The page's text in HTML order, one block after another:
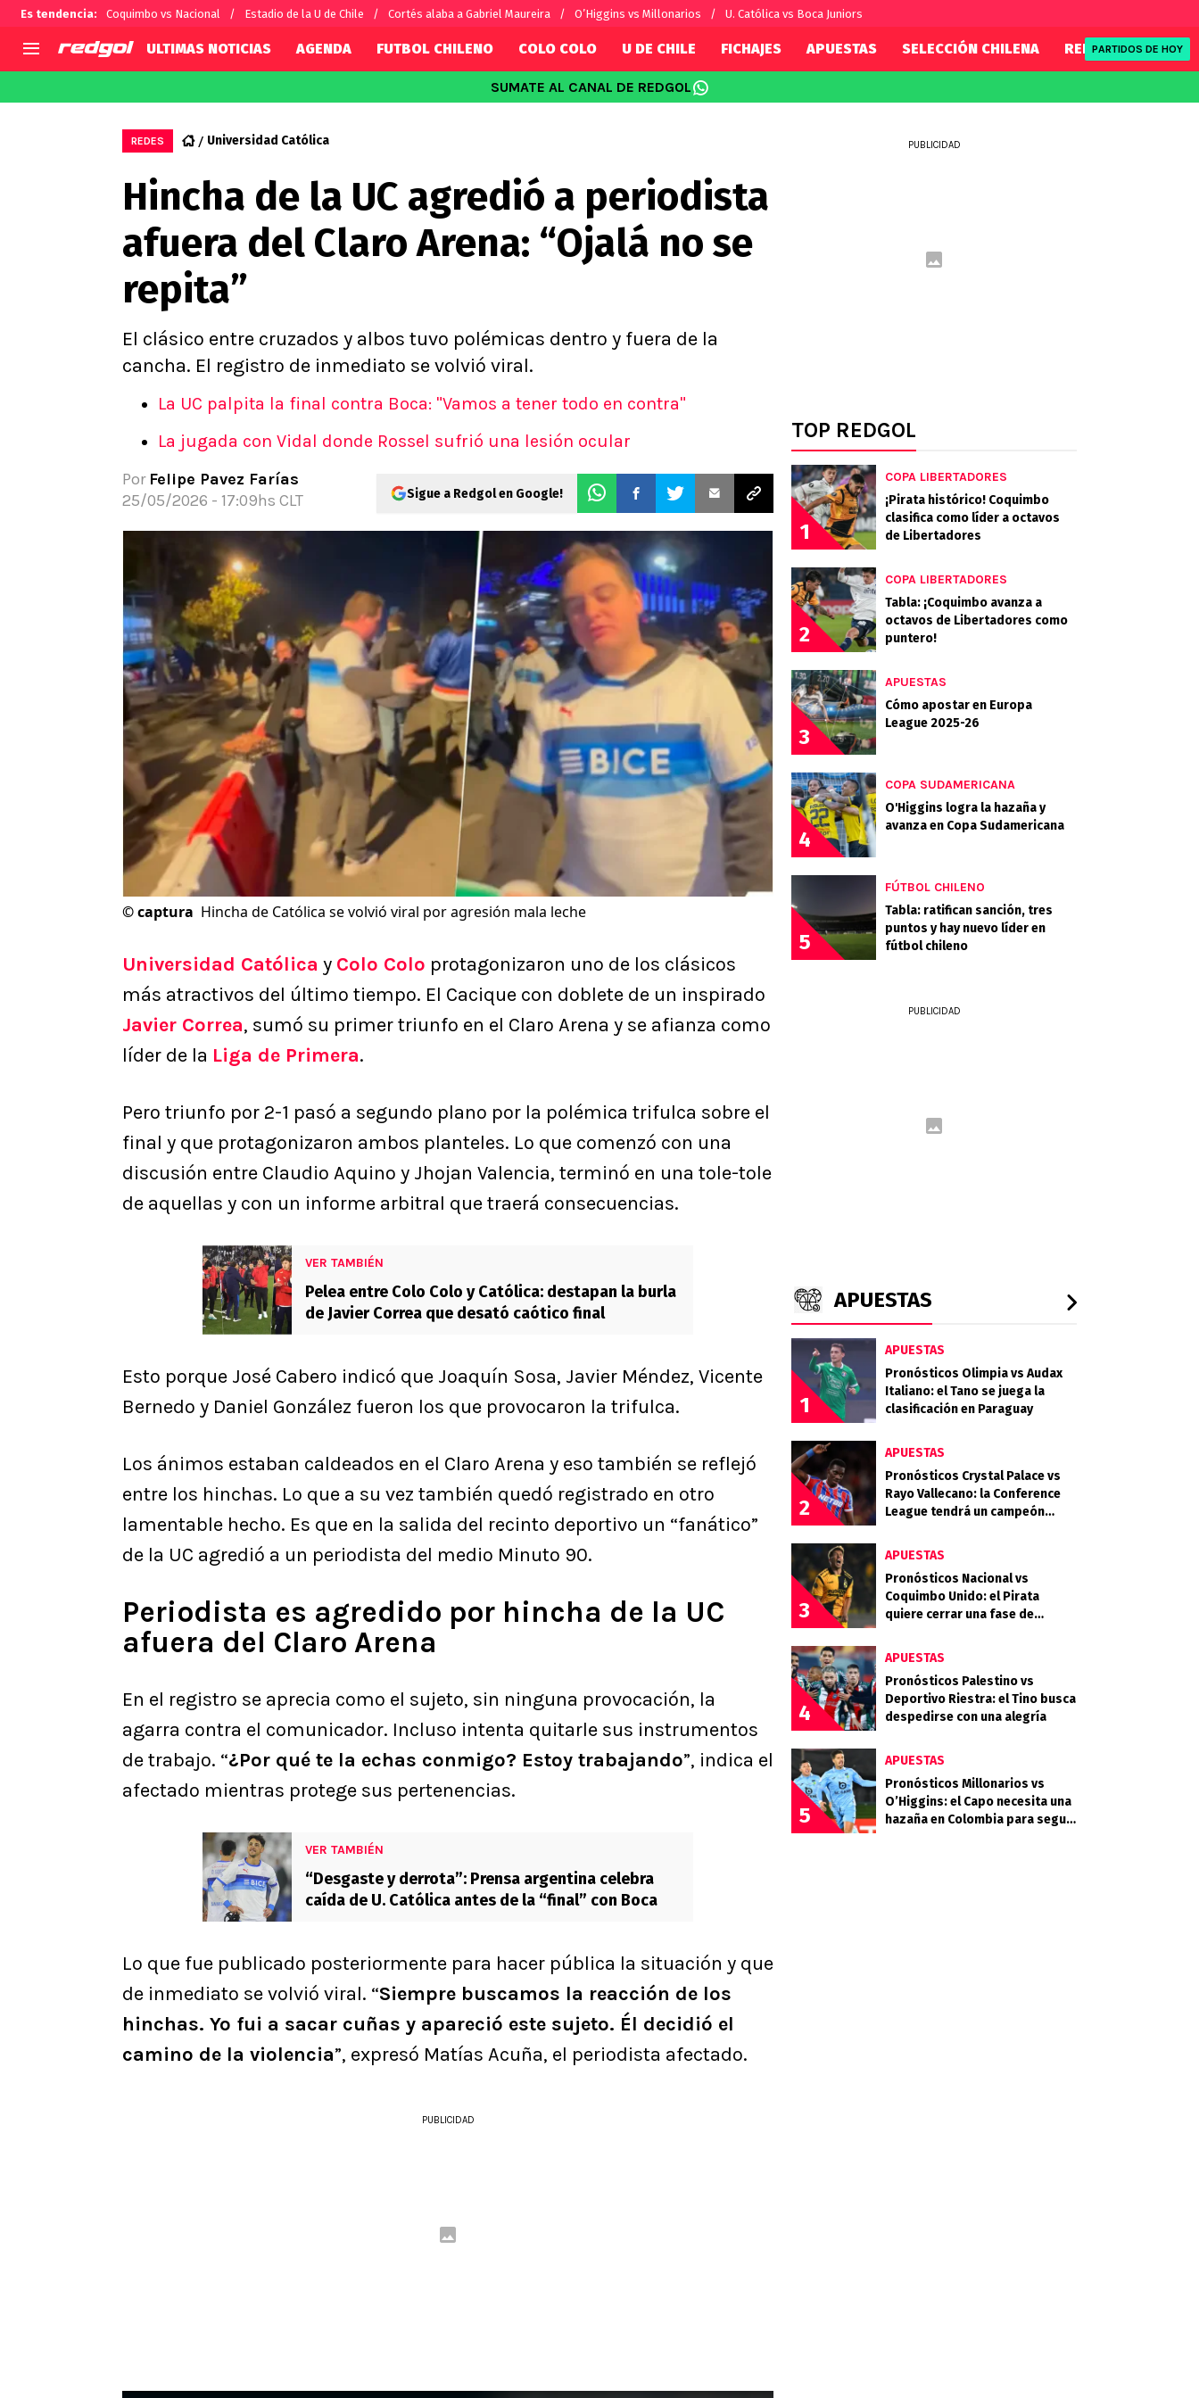
Es tendencia: Coquimbo vs Nacional Estadio de la U de Chile Cortés alaba a Gabriel Maureira O’Higgins vs Millonarios U. Católica vs Boca Juniors
Selección Chilena
U de Chile
U Católica
Campeonato Nacional
Primera B
Segunda División
Copa Chile
Supercopa Chile
Campeonato Femenino
Alexis Sánchez
Carlos Palacios
Chilenos por el mundo
Fútbol Argentino
Fútbol Brasileño
Conference League
Ligue 1
Premier League
Serie A
Apuestas Mundial 2026
ULTIMAS NOTICIAS AGENDA FUTBOL CHILENO COLO COLO U DE CHILE FICHAJES APUESTAS SELECCIÓN CHILENA REDSPORT
PARTIDOS DE HOY
SUMATE AL CANAL DE REDGOL
REDES Universidad Católica
Hincha de la UC agredió a periodista
afuera del Claro Arena: “Ojalá no se
repita”
El clásico entre cruzados y albos tuvo polémicas dentro y fuera de la
cancha. El registro de inmediato se volvió viral.
La UC palpita la final contra Boca: "Vamos a tener todo en contra"
La jugada con Vidal donde Rossel sufrió una lesión ocular
Por Felipe Pavez Farías
25/05/2026 - 17:09hs CLT
Sigue a Redgol en Google!
©captura Hincha de Católica se volvió viral por agresión mala leche
Universidad Católica y Colo Colo protagonizaron uno de los clásicos
más atractivos del último tiempo. El Cacique con doblete de un inspirado
Javier Correa, sumó su primer triunfo en el Claro Arena y se afianza como
líder de la Liga de Primera.
Pero triunfo por 2-1 pasó a segundo plano por la polémica trifulca sobre el
final y que protagonizaron ambos planteles. Lo que comenzó con una
discusión entre Claudio Aquino y Jhojan Valencia, terminó en una tole-tole
de aquellas y con un informe arbitral que traerá consecuencias.
VER TAMBIÉN
Pelea entre Colo Colo y Católica: destapan la burla
de Javier Correa que desató caótico final
Esto porque José Cabero indicó que Joaquín Sosa, Javier Méndez, Vicente
Bernedo y Daniel González fueron los que provocaron la trifulca.
Los ánimos estaban caldeados en el Claro Arena y eso también se reflejó
entre los hinchas. Lo que a su vez también quedó registrado en otro
lamentable hecho. Es que en la salida del recinto deportivo un “fanático”
de la UC agredió a un periodista del medio Minuto 90.
Periodista es agredido por hincha de la UC
afuera del Claro Arena
En el registro se aprecia como el sujeto, sin ninguna provocación, la
agarra contra el comunicador. Incluso intenta quitarle sus instrumentos
de trabajo. “¿Por qué te la echas conmigo? Estoy trabajando”, indica el
afectado mientras protege sus pertenencias.
VER TAMBIÉN
“Desgaste y derrota”: Prensa argentina celebra
caída de U. Católica antes de la “final” con Boca
Lo que fue publicado posteriormente para hacer pública la situación y que
de inmediato se volvió viral. “Siempre buscamos la reacción de los
hinchas. Yo fui a sacar cuñas y apareció este sujeto. Él decidió el
camino de la violencia”, expresó Matías Acuña, el periodista afectado.
PUBLICIDAD
PUBLICIDAD
TOP REDGOL
1
COPA LIBERTADORES
¡Pirata histórico! Coquimbo
clasifica como líder a octavos
de Libertadores
2
COPA LIBERTADORES
Tabla: ¡Coquimbo avanza a
octavos de Libertadores como
puntero!
3
APUESTAS
Cómo apostar en Europa
League 2025-26
4
COPA SUDAMERICANA
O'Higgins logra la hazaña y
avanza en Copa Sudamericana
5
FÚTBOL CHILENO
Tabla: ratifican sanción, tres
puntos y hay nuevo líder en
fútbol chileno
PUBLICIDAD
APUESTAS
1
APUESTAS
Pronósticos Olimpia vs Audax
Italiano: el Tano se juega la
clasificación en Paraguay
2
APUESTAS
Pronósticos Crystal Palace vs
Rayo Vallecano: la Conference
League tendrá un campeón
3
APUESTAS
Pronósticos Nacional vs
Coquimbo Unido: el Pirata
quiere cerrar una fase de
Libertadores
4
APUESTAS
Pronósticos Palestino vs
Deportivo Riestra: el Tino busca
despedirse con una alegría
5
APUESTAS
Pronósticos Millonarios vs
O’Higgins: el Capo necesita una
hazaña en Colombia para seguir